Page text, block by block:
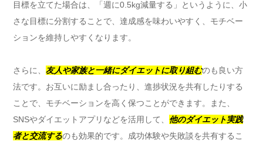
目標を立てた場合は、「週に0.5kg減量する」というように、小
さな目標に分割することで、達成感を味わいやすく、モチベー
ションを維持しやすくなります。
さらに、 友人や家族と一緒にダイエットに取り組むのも良い方
法です。お互いに励まし合ったり、進捗状況を共有したりする
ことで、モチベーションを高く保つことができます。また、
SNSやダイエットアプリなどを活用して、 他のダイエット実践
者と交流するのも効果的です。成功体験や失敗談を共有するこ